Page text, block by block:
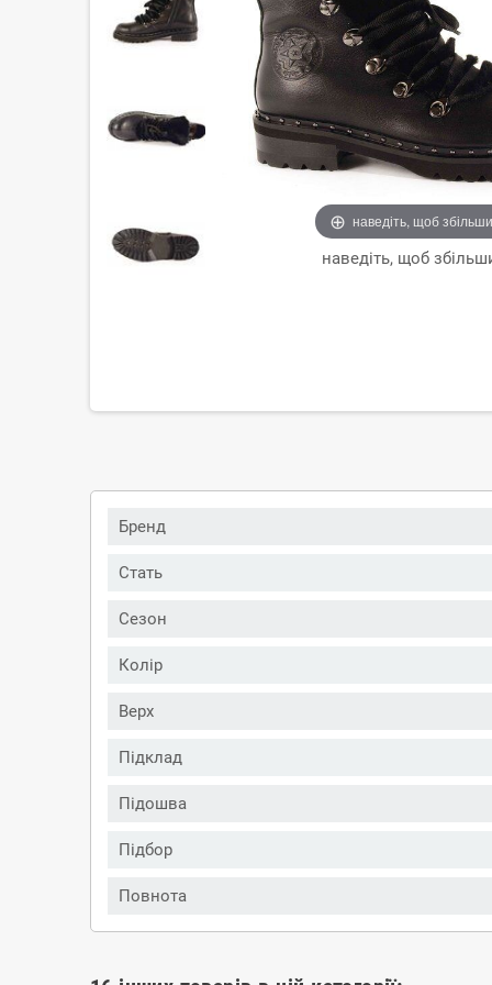
наведіть, щоб
наведіть, щоб
Бренд
Стать
Сезон
Колір
Верх
Підклад
Підошва
Підбор
Повнота